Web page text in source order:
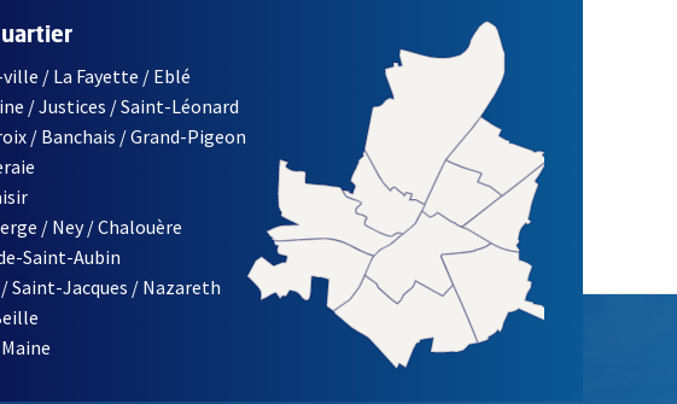
À LA LETTRE D'INFORMATION DE LA VILLE D'ANGERS
/ La Fayette / Eblé
/ Justices / Saint-Léonard
/ Banchais / Grand-Pigeon
/ Ney / Chalouère
Saint-Aubin
Saint-Jacques / Nazareth